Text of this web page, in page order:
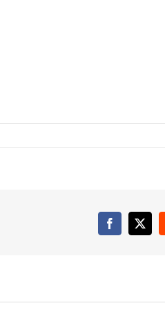
Facebook
X